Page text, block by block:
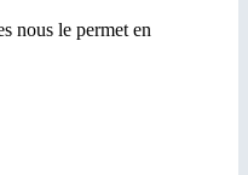
nous le permet en